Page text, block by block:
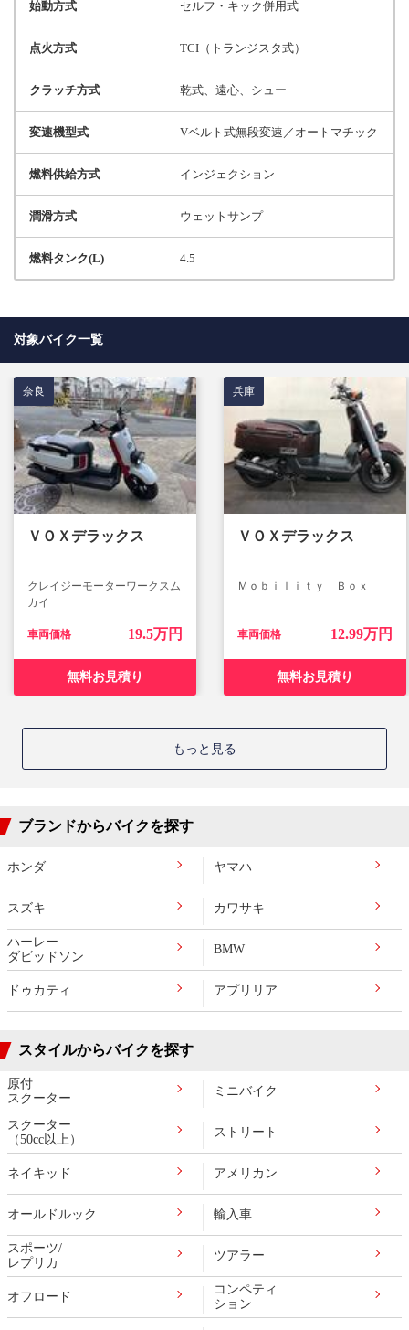
始動方式 セルフ・キック併用式
点火方式 TCI（トランジスタ式）
クラッチ方式 乾式、遠心、シュー
変速機型式 Vベルト式無段変速／オートマチック
燃料供給方式 インジェクション
潤滑方式 ウェットサンプ
燃料タンク(L) 4.5
対象バイク一覧
ＶＯＸデラックス
クレイジーモーターワークスム
カイ
奈良
車両価格 19.5万円
無料お見積り
ＶＯＸデラックス
Ｍｏｂｉｌｉｔｙ Ｂｏｘ
兵庫
車両価格 12.99万円
無料お見積り
もっと見る
ブランドからバイクを探す
ホンダ ヤマハ
スズキ カワサキ
ハーレー
ダビッドソン
BMW
ドゥカティ アプリリア
スタイルからバイクを探す
原付
スクーター
ミニバイク
スクーター
（50cc以上）
ストリート
ネイキッド アメリカン
オールドルック 輸入車
スポーツ/
レプリカ
ツアラー
オフロード
コンペティ
ション